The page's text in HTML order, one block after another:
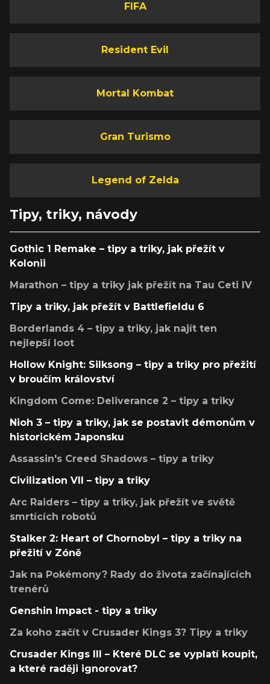
FIFA
Resident Evil
Mortal Kombat
Gran Turismo
Legend of Zelda
Tipy, triky, návody
Gothic 1 Remake – tipy a triky, jak přežít v
Kolonii
Marathon – tipy a triky jak přežít na Tau Ceti IV
Tipy a triky, jak přežít v Battlefieldu 6
Borderlands 4 – tipy a triky, jak najít ten
nejlepší loot
Hollow Knight: Silksong – tipy a triky pro přežití
v broučím království
Kingdom Come: Deliverance 2 – tipy a triky
Nioh 3 – tipy a triky, jak se postavit démonům v
historickém Japonsku
Assassin's Creed Shadows – tipy a triky
Civilization VII – tipy a triky
Arc Raiders – tipy a triky, jak přežít ve světě
smrtících robotů
Stalker 2: Heart of Chornobyl – tipy a triky na
přežití v Zóně
Jak na Pokémony? Rady do života začínajících
trenérů
Genshin Impact - tipy a triky
Za koho začít v Crusader Kings 3? Tipy a triky
Crusader Kings III – Které DLC se vyplatí koupit,
a které raději ignorovat?